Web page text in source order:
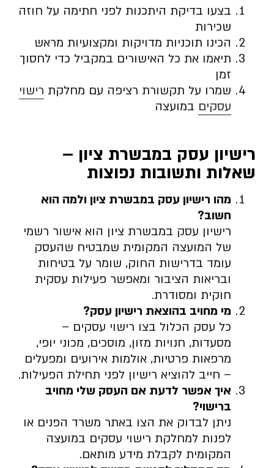
בצעו בדיקת היתכנות לפני חתימה על חוזה
שכירות
הכינו תוכניות מדויקות ומקצועיות מראש
תיאמו את כל האישורים במקביל כדי לחסוך
זמן
שמרו על תקשורת רציפה עם מחלקת רישוי
עסקים במועצה
רישיון עסק במבשרת ציון –
שאלות ותשובות נפוצות
מהו רישיון עסק במבשרת ציון ולמה הוא
חשוב?
רישיון עסק במבשרת ציון הוא אישור רשמי
של המועצה המקומית שמבטיח שהעסק
עומד בדרישות החוק, שומר על בטיחות
ובריאות הציבור ומאפשר פעילות עסקית
חוקית ומסודרת.
מי מחויב בהוצאת רישיון עסק?
כל עסק הכלול בצו רישוי עסקים –
מסעדות, חנויות מזון, מוסכים, מכוני יופי,
מרפאות פרטיות, אולמות אירועים ומפעלים
– חייב להוציא רישיון לפני תחילת הפעילות.
איך אפשר לדעת אם העסק שלי מחויב
ברישוי?
ניתן לבדוק את הצו באתר משרד הפנים או
לפנות למחלקת רישוי עסקים במועצה
המקומית לקבלת מידע מותאם.